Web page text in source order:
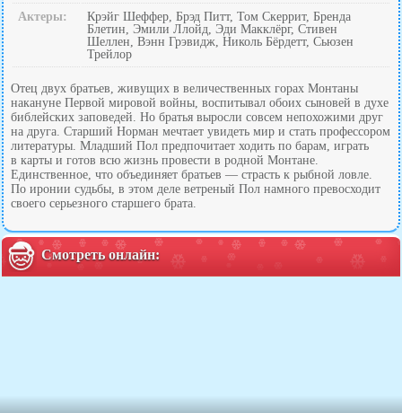
Актеры:
Крэйг Шеффер, Брэд Питт, Том Скеррит, Бренда
Блетин, Эмили Ллойд, Эди Макклёрг, Стивен
Шеллен, Вэнн Грэвидж, Николь Бёрдетт, Сьюзен
Трейлор
Отец двух братьев, живущих в величественных горах Монтаны
накануне Первой мировой войны, воспитывал обоих сыновей в духе
библейских заповедей. Но братья выросли совсем непохожими друг
на друга. Старший Норман мечтает увидеть мир и стать профессором
литературы. Младший Пол предпочитает ходить по барам, играть
в карты и готов всю жизнь провести в родной Монтане.
Единственное, что объединяет братьев — страсть к рыбной ловле.
По иронии судьбы, в этом деле ветреный Пол намного превосходит
своего серьезного старшего брата.
Смотреть онлайн: